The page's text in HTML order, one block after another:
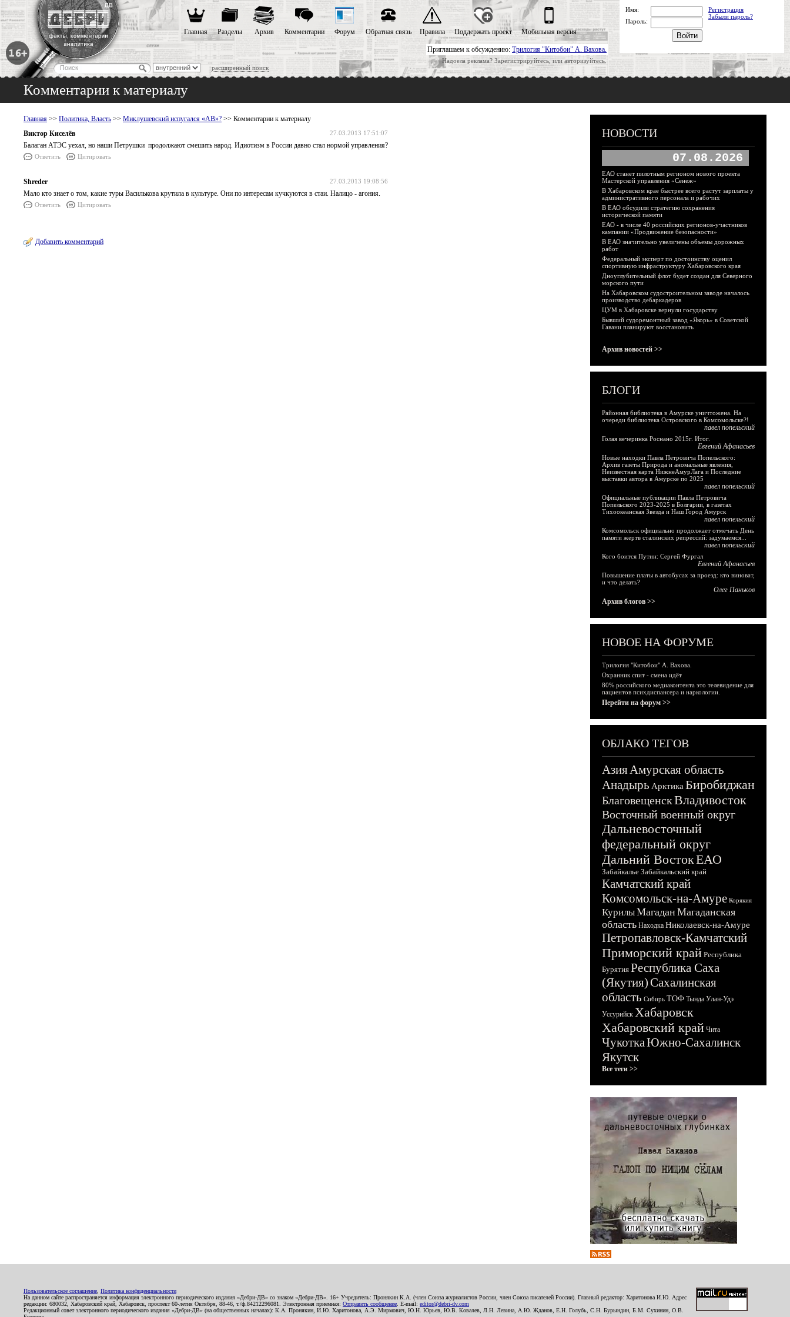
Приглашаем к обсуждению: Трилогия "Китобои" А. Вахова.
Надоела реклама? Зарегистрируйтесь, или авторизуйтесь.
расширенный поиск
Главная Разделы Архив Комментарии Форум Обратная связь Правила Поддержать проект Мобильная версия
Имя:
Регистрация
Забыли пароль?
Пароль:
Комментарии к материалу
Главная >> Политика, Власть >> Миклушевский испугался «АВ»? >> Комментарии к материалу
27.03.2013 17:51:07
Виктор Киселёв
Балаган АТЭС уехал, но наши Петрушки продолжают смешить народ. Идиотизм в России давно стал нормой управления?
Ответить Цитировать
27.03.2013 19:08:56
Shreder
Мало кто знает о том, какие туры Василькова крутила в культуре. Они по интересам кучкуются в стаи. Налицо - агония.
Ответить Цитировать
Добавить комментарий
НОВОСТИ
07.08.2026
ЕАО станет пилотным регионом нового проекта
Мастерской управления «Сенеж»
В Хабаровском крае быстрее всего растут зарплаты у
административного персонала и рабочих
В ЕАО обсудили стратегию сохранения
исторической памяти
ЕАО - в числе 40 российских регионов-участников
кампании «Продвижение безопасности»
В ЕАО значительно увеличены объемы дорожных
работ
Федеральный эксперт по достоинству оценил
спортивную инфраструктуру Хабаровского края
Дноуглубительный флот будет создан для Северного
морского пути
На Хабаровском судостроительном заводе началось
производство дебаркадеров
ЦУМ в Хабаровске вернули государству
Бывший судоремонтный завод «Якорь» в Советской
Гавани планируют восстановить
Архив новостей >>
БЛОГИ
Районная библиотека в Амурске уничтожена. На
очереди библиотека Островского в Комсомольске?!
павел попельский
Голая вечеринка Роснано 2015г. Итог.
Евгений Афанасьев
Новые находки Павла Петровича Попельского:
Архив газеты Природа и аномальные явления,
Неизвестная карта НижнеАмурЛага и Последние
выставки автора в Амурске по 2025
павел попельский
Официальные публикации Павла Петровича
Попельского 2023-2025 в Болгарии, в газетах
Тихоокеанская Звезда и Наш Город Амурск
павел попельский
Комсомольск официально продолжает отмечать День
памяти жертв сталинских репрессий: задумаемся...
павел попельский
Кого боится Путин: Сергей Фургал
Евгений Афанасьев
Повышение платы в автобусах за проезд: кто виноват,
и что делать?
Олег Паньков
Архив блогов >>
НОВОЕ НА ФОРУМЕ
Трилогия "Китобои" А. Вахова.
Охранник спит - смена идёт
80% российского медиаконтента это телевидение для
пациентов психдиспансера и наркологии.
Перейти на форум >>
ОБЛАКО ТЕГОВ
АзияАмурская область
Анадырь Арктика Биробиджан
БлаговещенскВладивосток
Восточный военный округ
Дальневосточный
федеральный округ
Дальний ВостокЕАО
Забайкалье Забайкальский край
Камчатский край
Комсомольск-на-Амуре Корякия
КурилыМагадан Магаданская
область Находка Николаевск-на-Амуре
Петропавловск-Камчатский
Приморский край Республика
Бурятия Республика Саха
(Якутия)Сахалинская
область Сибирь ТОФ Тында Улан-Удэ
Уссурийск Хабаровск
Хабаровский край Чита
ЧукоткаЮжно-Сахалинск
Якутск
Все теги >>
Пользовательское соглашение Политика конфиденциальности
На данном сайте распространяется информация электронного периодического издания «Дебри-ДВ» со знаком «Дебри-ДВ». 16+ Учредитель: Пронякин К.А. (член Союза журналистов России, член Союза писателей России). Главный редактор: Харитонова И.Ю. Адрес
редакции: 680032, Хабаровский край, Хабаровск, проспект 60-летия Октября, 88-46, т./ф.84212296081. Электронная приемная: Отправить сообщение . E-mail: editor@debri-dv.com
Редакционный совет электронного периодического издания «Дебри-ДВ» (на общественных началах): К.А. Пронякин, И.Ю. Харитонова, А.Э. Мирмович, Ю.Н. Юрьев, Ю.В. Ковалев, Л.Н. Левина, А.Ю. Жданов, Е.Н. Голубь, С.Н. Бурындин, Б.М. Сухинин, О.В.